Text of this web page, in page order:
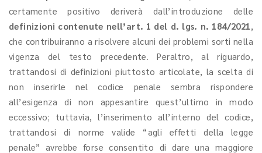
certamente positivo deriverà dall’introduzione delle
definizioni contenute nell’art. 1 del d. lgs. n. 184/2021,
che contribuiranno a risolvere alcuni dei problemi sorti nella
vigenza del testo precedente. Peraltro, al riguardo,
trattandosi di definizioni piuttosto articolate, la scelta di
non inserirle nel codice penale sembra rispondere
all’esigenza di non appesantire quest’ultimo in modo
eccessivo; tuttavia, l’inserimento all’interno del codice,
trattandosi di norme valide “agli effetti della legge
penale” avrebbe forse consentito di dare una maggiore